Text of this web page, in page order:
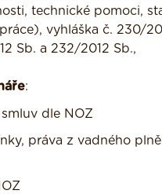
technické pomoci,
vyhláška č. 230/
Sb. a 232/2012 Sb.,
:
dle NOZ
práva z vadného